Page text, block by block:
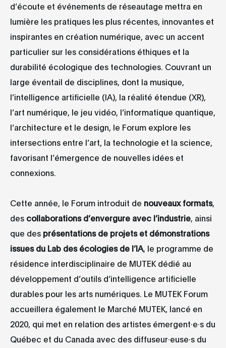
d’écoute et événements de réseautage mettra en
lumière les pratiques les plus récentes, innovantes et
inspirantes en création numérique, avec un accent
particulier sur les considérations éthiques et la
durabilité écologique des technologies. Couvrant un
large éventail de disciplines, dont la musique,
l’intelligence artificielle (IA), la réalité étendue (XR),
l’art numérique, le jeu vidéo, l’informatique quantique,
l’architecture et le design, le Forum explore les
intersections entre l’art, la technologie et la science,
favorisant l’émergence de nouvelles idées et
connexions.
Cette année, le Forum introduit de nouveaux formats,
des collaborations d’envergure avec l’industrie , ainsi
que des présentations de projets et démonstrations
issues du Lab des écologies de l’IA , le programme de
résidence interdisciplinaire de MUTEK dédié au
développement d’outils d’intelligence artificielle
durables pour les arts numériques. Le MUTEK Forum
accueillera également le Marché MUTEK, lancé en
2020, qui met en relation des artistes émergent·e·s du
Québec et du Canada avec des diffuseur·euse·s du